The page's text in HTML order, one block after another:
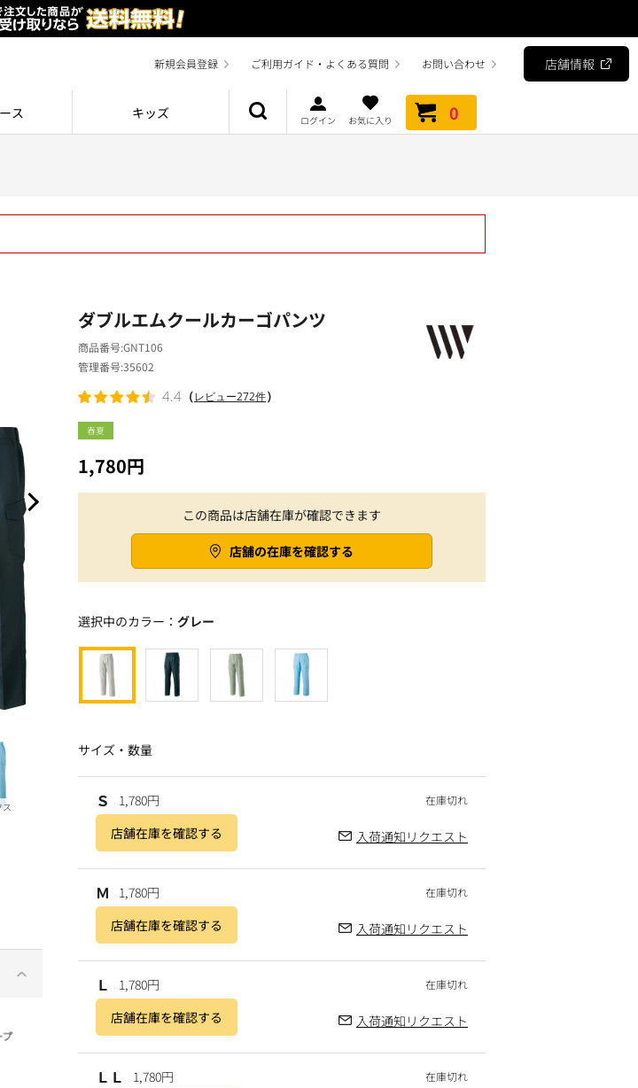
新規会員登録 ご利用ガイド・よくある質問 お問い合わせ 店舗情報
ス キッズ ログイン お気に入り 0
ス
春夏
この商品は店舗在庫が確認できます
店舗の在庫を確認する
ダブルエムクールカーゴパンツ
1,780円
商品番号GNT106
管理番号35602
4.4 （レビュー272件）
選択中のカラー： グレー
サイズ・数量
Ｓ 1,780円
入荷通知リクエスト
店舗在庫を確認する
Ｍ 1,780円
入荷通知リクエスト
店舗在庫を確認する
Ｌ 1,780円
入荷通知リクエスト
店舗在庫を確認する
ＬＬ 1,780円